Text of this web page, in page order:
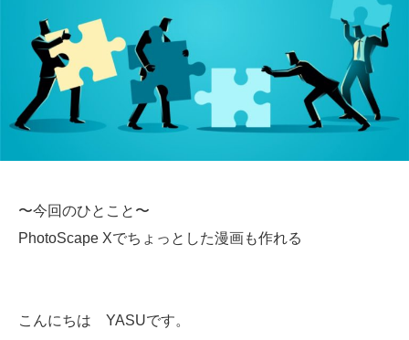
〜今回のひとこと〜
PhotoScape Xでちょっとした漫画も作れる
こんにちは YASUです。